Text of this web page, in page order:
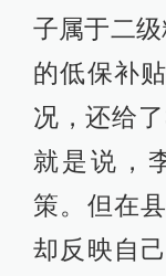
子属于二
的低保补
况，还给
就是说，
策。但在
却反映自